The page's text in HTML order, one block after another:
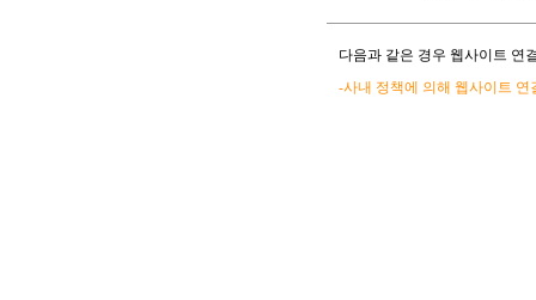
다음과 같은 경우 웹사이트 연
-사내 정책에 의해 웹사이트